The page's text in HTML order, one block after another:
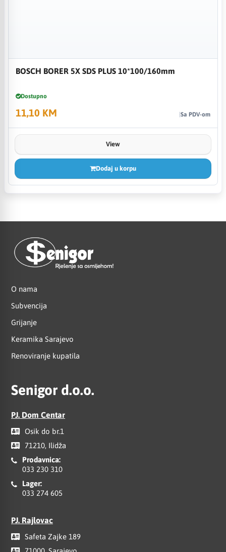
BOSCH BORER 5X SDS PLUS 10*100/160mm
Dostupno
11,10 KM Sa PDV-om
View
Dodaj u korpu
O nama
Subvencija
Grijanje
Keramika Sarajevo
Renoviranje kupatila
Senigor d.o.o.
PJ. Dom Centar
Osik do br.1
71210, Ilidža
Prodavnica:
033 230 310
Lager:
033 274 605
PJ. Rajlovac
Safeta Zajke 189